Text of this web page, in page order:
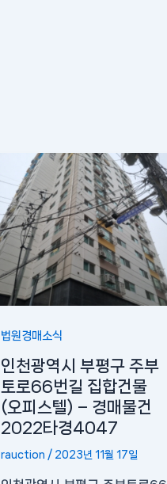
법원경매소식
인천광역시 부평구 주부
토로66번길 집합건물
(오피스텔) – 경매물건
2022타경4047
rauction / 2023년 11월 17일